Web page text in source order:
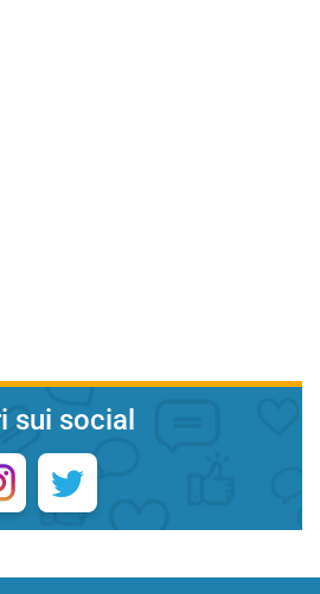
sui social